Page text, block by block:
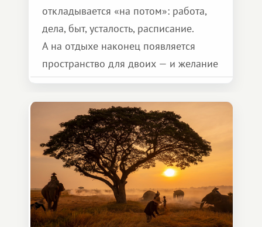
откладывается «на потом»: работа,
дела, быт, усталость, расписание.
А на отдыхе наконец появляется
пространство для двоих — и желание
сделать для близкого человека что-то
особенное. Не обязательно
масштабное, но тёплое
и запоминающееся :)